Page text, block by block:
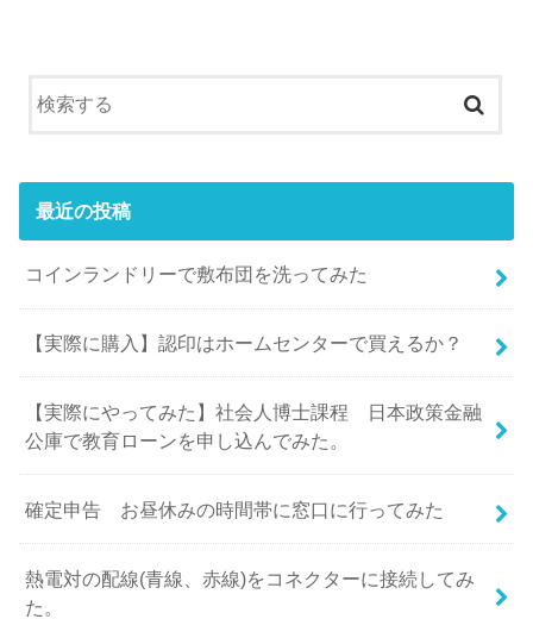
最近の投稿
コインランドリーで敷布団を洗ってみた
【実際に購入】認印はホームセンターで買えるか？
【実際にやってみた】社会人博士課程 日本政策金融
公庫で教育ローンを申し込んでみた。
確定申告 お昼休みの時間帯に窓口に行ってみた
熱電対の配線(青線、赤線)をコネクターに接続してみ
た。